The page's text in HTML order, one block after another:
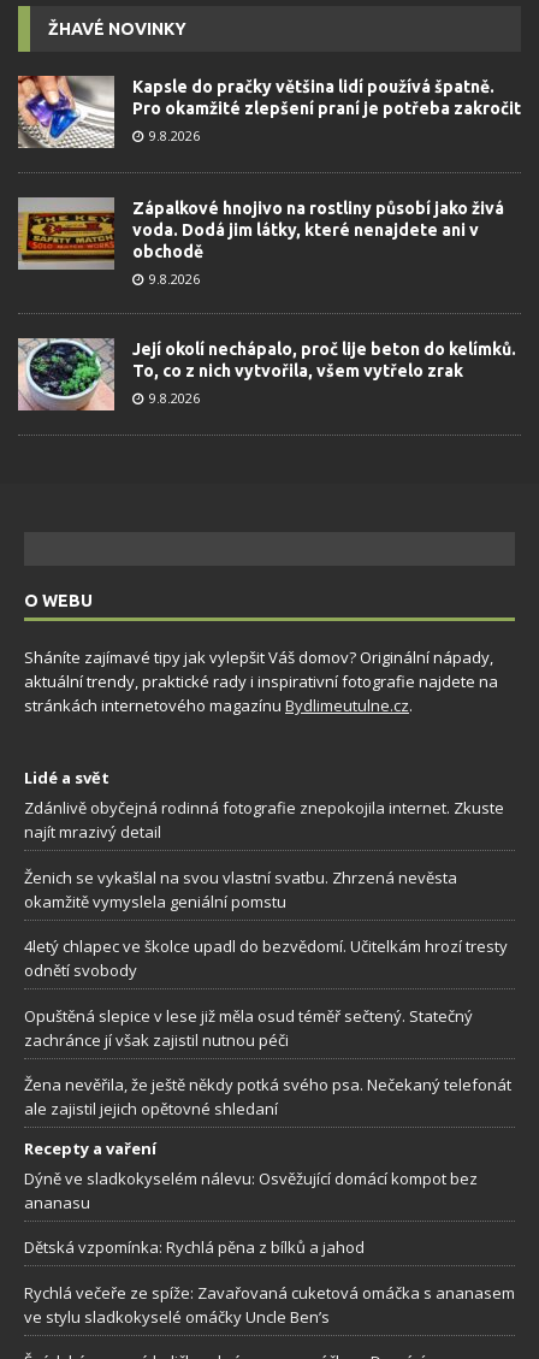
ŽHAVÉ NOVINKY
Kapsle do pračky většina lidí používá špatně.
Pro okamžité zlepšení praní je potřeba zakročit
9.8.2026
Zápalkové hnojivo na rostliny působí jako živá
voda. Dodá jim látky, které nenajdete ani v
obchodě
9.8.2026
Její okolí nechápalo, proč lije beton do kelímků.
To, co z nich vytvořila, všem vytřelo zrak
9.8.2026
O WEBU
Sháníte zajímavé tipy jak vylepšit Váš domov? Originální nápady,
aktuální trendy, praktické rady i inspirativní fotografie najdete na
stránkách internetového magazínu Bydlimeutulne.cz.
Lidé a svět
Zdánlivě obyčejná rodinná fotografie znepokojila internet. Zkuste
najít mrazivý detail
Ženich se vykašlal na svou vlastní svatbu. Zhrzená nevěsta
okamžitě vymyslela geniální pomstu
4letý chlapec ve školce upadl do bezvědomí. Učitelkám hrozí tresty
odnětí svobody
Opuštěná slepice v lese již měla osud téměř sečtený. Statečný
zachránce jí však zajistil nutnou péči
Žena nevěřila, že ještě někdy potká svého psa. Nečekaný telefonát
ale zajistil jejich opětovné shledaní
Recepty a vaření
Dýně ve sladkokyselém nálevu: Osvěžující domácí kompot bez
ananasu
Dětská vzpomínka: Rychlá pěna z bílků a jahod
Rychlá večeře ze spíže: Zavařovaná cuketová omáčka s ananasem
ve stylu sladkokyselé omáčky Uncle Ben’s